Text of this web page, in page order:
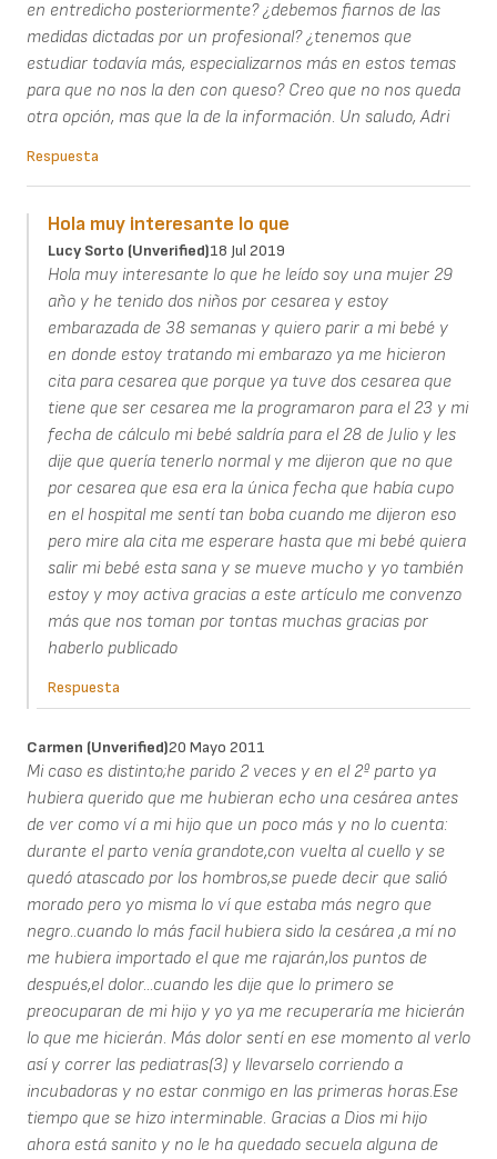
en entredicho posteriormente? ¿debemos fiarnos de las
medidas dictadas por un profesional? ¿tenemos que
estudiar todavía más, especializarnos más en estos temas
para que no nos la den con queso? Creo que no nos queda
otra opción, mas que la de la información. Un saludo, Adri
Respuesta
Hola muy interesante lo que
Lucy Sorto (unverified)18 Jul 2019
Hola muy interesante lo que he leído soy una mujer 29
año y he tenido dos niños por cesarea y estoy
embarazada de 38 semanas y quiero parir a mi bebé y
en donde estoy tratando mi embarazo ya me hicieron
cita para cesarea que porque ya tuve dos cesarea que
tiene que ser cesarea me la programaron para el 23 y mi
fecha de cálculo mi bebé saldría para el 28 de Julio y les
dije que quería tenerlo normal y me dijeron que no que
por cesarea que esa era la única fecha que había cupo
en el hospital me sentí tan boba cuando me dijeron eso
pero mire ala cita me esperare hasta que mi bebé quiera
salir mi bebé esta sana y se mueve mucho y yo también
estoy y moy activa gracias a este artículo me convenzo
más que nos toman por tontas muchas gracias por
haberlo publicado
Respuesta
Carmen (unverified)20 Mayo 2011
Mi caso es distinto;he parido 2 veces y en el 2º parto ya
hubiera querido que me hubieran echo una cesárea antes
de ver como ví a mi hijo que un poco más y no lo cuenta:
durante el parto venía grandote,con vuelta al cuello y se
quedó atascado por los hombros,se puede decir que salió
morado pero yo misma lo ví que estaba más negro que
negro..cuando lo más facil hubiera sido la cesárea ,a mí no
me hubiera importado el que me rajarán,los puntos de
después,el dolor...cuando les dije que lo primero se
preocuparan de mi hijo y yo ya me recuperaría me hicierán
lo que me hicierán. Más dolor sentí en ese momento al verlo
así y correr las pediatras(3) y llevarselo corriendo a
incubadoras y no estar conmigo en las primeras horas.Ese
tiempo que se hizo interminable. Gracias a Dios mi hijo
ahora está sanito y no le ha quedado secuela alguna de